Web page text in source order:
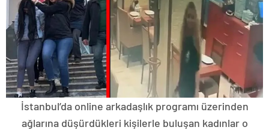
İstanbul’da online arkadaşlık programı üzerinden
ağlarına düşürdükleri kişilerle buluşan kadınlar o